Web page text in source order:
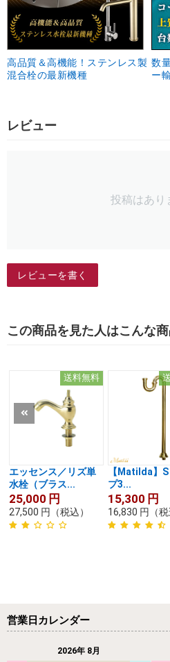
高品質＆高機能！ステンレス製
混合栓の最新機種
数
ー
レビュー
投稿はあり
レビューを書く
この商品を見た人はこんな
送料無料
エッセンス／リズ単
水栓（ブラス...
25,000 円
27,500 円 （税込）
【Matilda】
プ3...
15,300 円
16,830 円 （
営業日カレンダー
2026年 8月